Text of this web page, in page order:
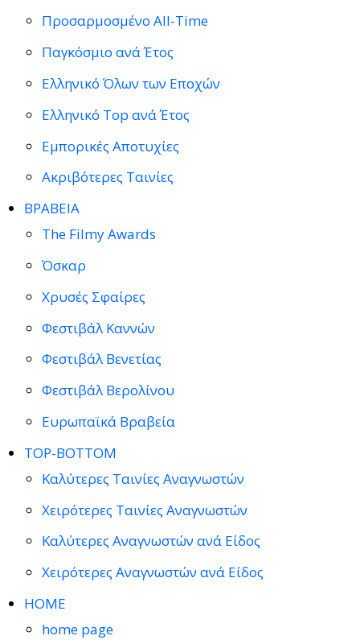
Προσαρμοσμένο All-Time
Παγκόσμιο ανά Έτος
Ελληνικό Όλων των Εποχών
Ελληνικό Top ανά Έτος
Εμπορικές Αποτυχίες
Ακριβότερες Ταινίες
ΒΡΑΒΕΙΑ
The Filmy Awards
Όσκαρ
Χρυσές Σφαίρες
Φεστιβάλ Καννών
Φεστιβάλ Βενετίας
Φεστιβάλ Βερολίνου
Ευρωπαϊκά Βραβεία
TOP-BOTTOM
Καλύτερες Ταινίες Αναγνωστών
Χειρότερες Ταινίες Αναγνωστών
Καλύτερες Αναγνωστών ανά Είδος
Χειρότερες Αναγνωστών ανά Είδος
HOME
home page